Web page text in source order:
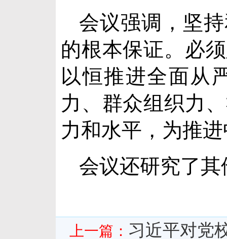
会议强调，坚
的根本保证。必
以恒推进全面从
力、群众组织力
力和水平，为推
会议还研究了
上一篇： 习近平对党